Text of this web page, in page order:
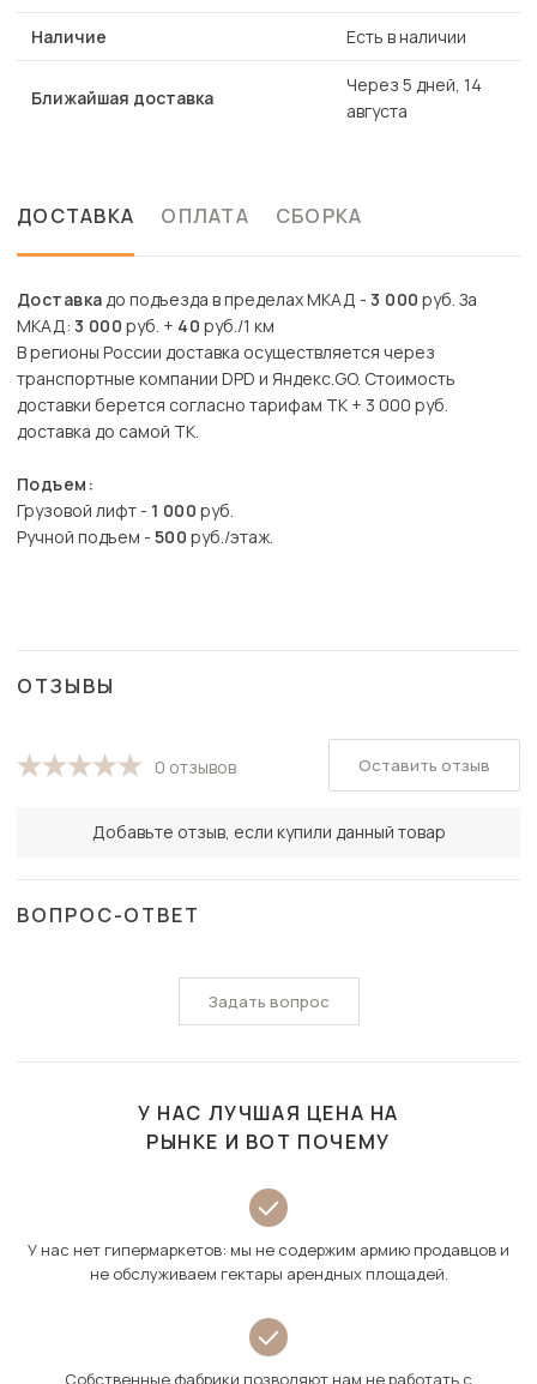
Наличие Есть в наличии
Ближайшая доставка
Через 5 дней, 14
августа
ДОСТАВКА ОПЛАТА СБОРКА
Доставкадо подъезда в пределах МКАД -3 000 руб. За
МКАД: 3 000 руб. + 40 руб./1 км
В регионы России доставка осуществляется через
транспортные компании DPD и Яндекс.GO. Стоимость
доставки берется согласно тарифам ТК + 3 000 руб.
доставка до самой ТК.
Подъем:
Грузовой лифт - 1 000 руб.
Ручной подъем - 500 руб./этаж.
ОТЗЫВЫ
0 отзывов
Добавьте отзыв, если купили данный товар
Оставить отзыв
ВОПРОС-ОТВЕТ
Задать вопрос
У НАС ЛУЧШАЯ ЦЕНА НА
РЫНКЕ И ВОТ ПОЧЕМУ
У нас нет гипермаркетов: мы не содержим армию продавцов и
не обслуживаем гектары арендных площадей.
Собственные фабрики позволяют нам не работать с